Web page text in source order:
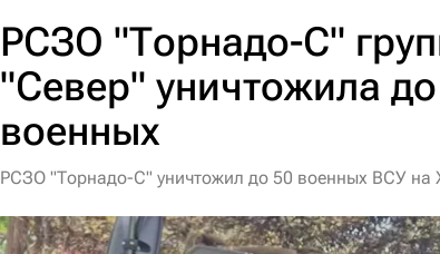
РСЗО "Торнадо-С"
"Север" уничтожила
военных
РСЗО "Торнадо-С" уничтожил до 50 военных ВСУ на